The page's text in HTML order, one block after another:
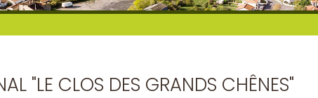
"LE CLOS DES GRANDS CHÊNES"